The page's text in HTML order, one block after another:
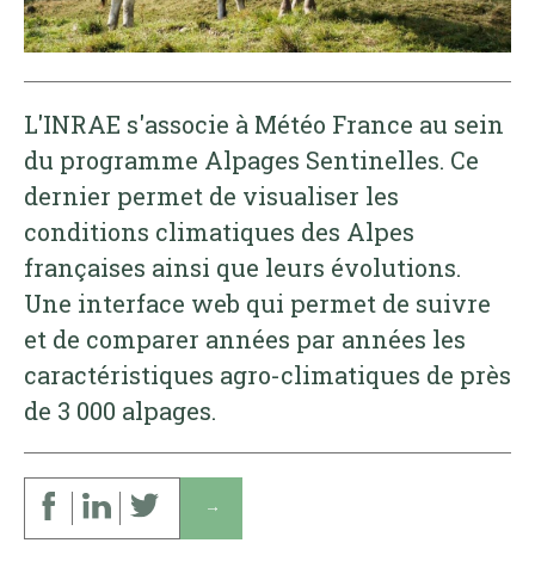
L'INRAE s'associe à Météo France au sein
du programme Alpages Sentinelles. Ce
dernier permet de visualiser les
conditions climatiques des Alpes
françaises ainsi que leurs évolutions.
Une interface web qui permet de suivre
et de comparer années par années les
caractéristiques agro-climatiques de près
de 3 000 alpages.
↓